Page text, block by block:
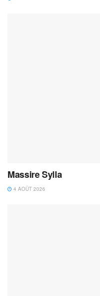
Massire Sylla
4 AOÛT 2026